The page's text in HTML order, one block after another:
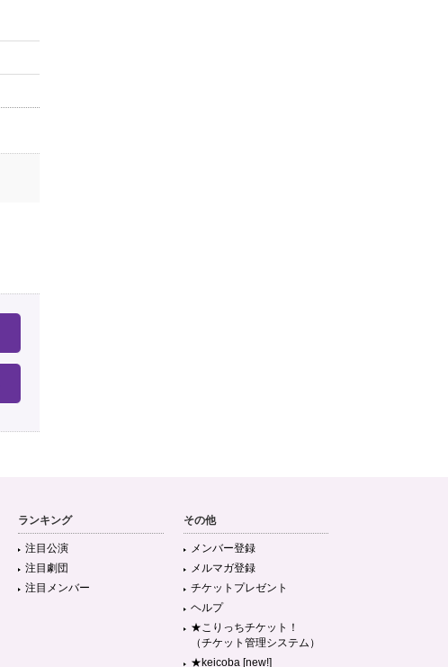
ランキング
注目公演
注目劇団
注目メンバー
その他
メンバー登録
メルマガ登録
チケットプレゼント
ヘルプ
★こりっちチケット！
（チケット管理システム）
★keicoba [new!]